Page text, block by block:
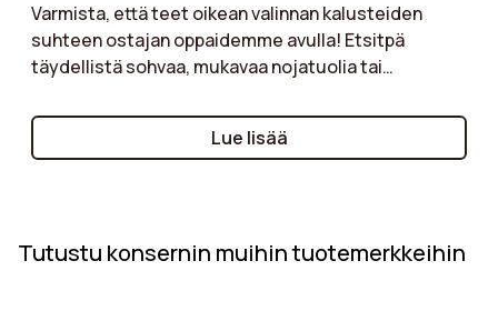
Varmista, että teet oikean valinnan kalusteiden
suhteen ostajan oppaidemme avulla! Etsitpä
täydellistä sohvaa, mukavaa nojatuolia tai
arvokkaita neuvoja kaikille kalustetyypeille. Tutustu
tärkeimpiin kriteereihin, kuten materiaaleihin,
Oppaamme on suunniteltu auttamaan sinua
Lue lisää
Tutustu konsernin muihin tuotemerkkeihin